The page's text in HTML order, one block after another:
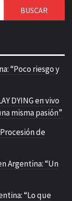
“Poco riesgo y
DYING en vivo
misma pasión”
Procesión de
Argentina: “Un
“Lo que